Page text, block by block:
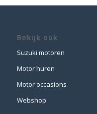
Bekijk ook
Suzuki motoren
Motor huren
Motor occasions
Webshop